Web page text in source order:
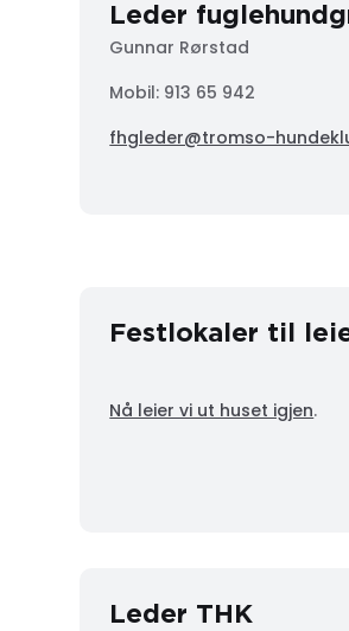
Leder
Gunnar Rørstad
Mobil: 913 65 942
fhgleder@tromso-
Festlokaler til
Nå leier vi ut huset igjen.
Leder THK